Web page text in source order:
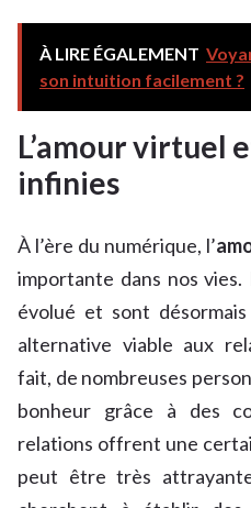
À LIRE ÉGALEMENT
son intuition facilement ?
L’amour virtuel
infinies
À l’ère du numérique, l’
importante dans nos
évolué et sont
alternative viable aux
fait, de nombreuses
bonheur grâce à des
relations offrent une
peut être très